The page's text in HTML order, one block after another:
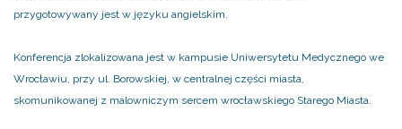
przygotowywany jest w języku angielskim.
Konferencja zlokalizowana jest w kampusie Uniwersytetu Medycznego we
Wrocławiu, przy ul. Borowskiej, w centralnej części miasta,
skomunikowanej z malowniczym sercem wrocławskiego Starego Miasta.